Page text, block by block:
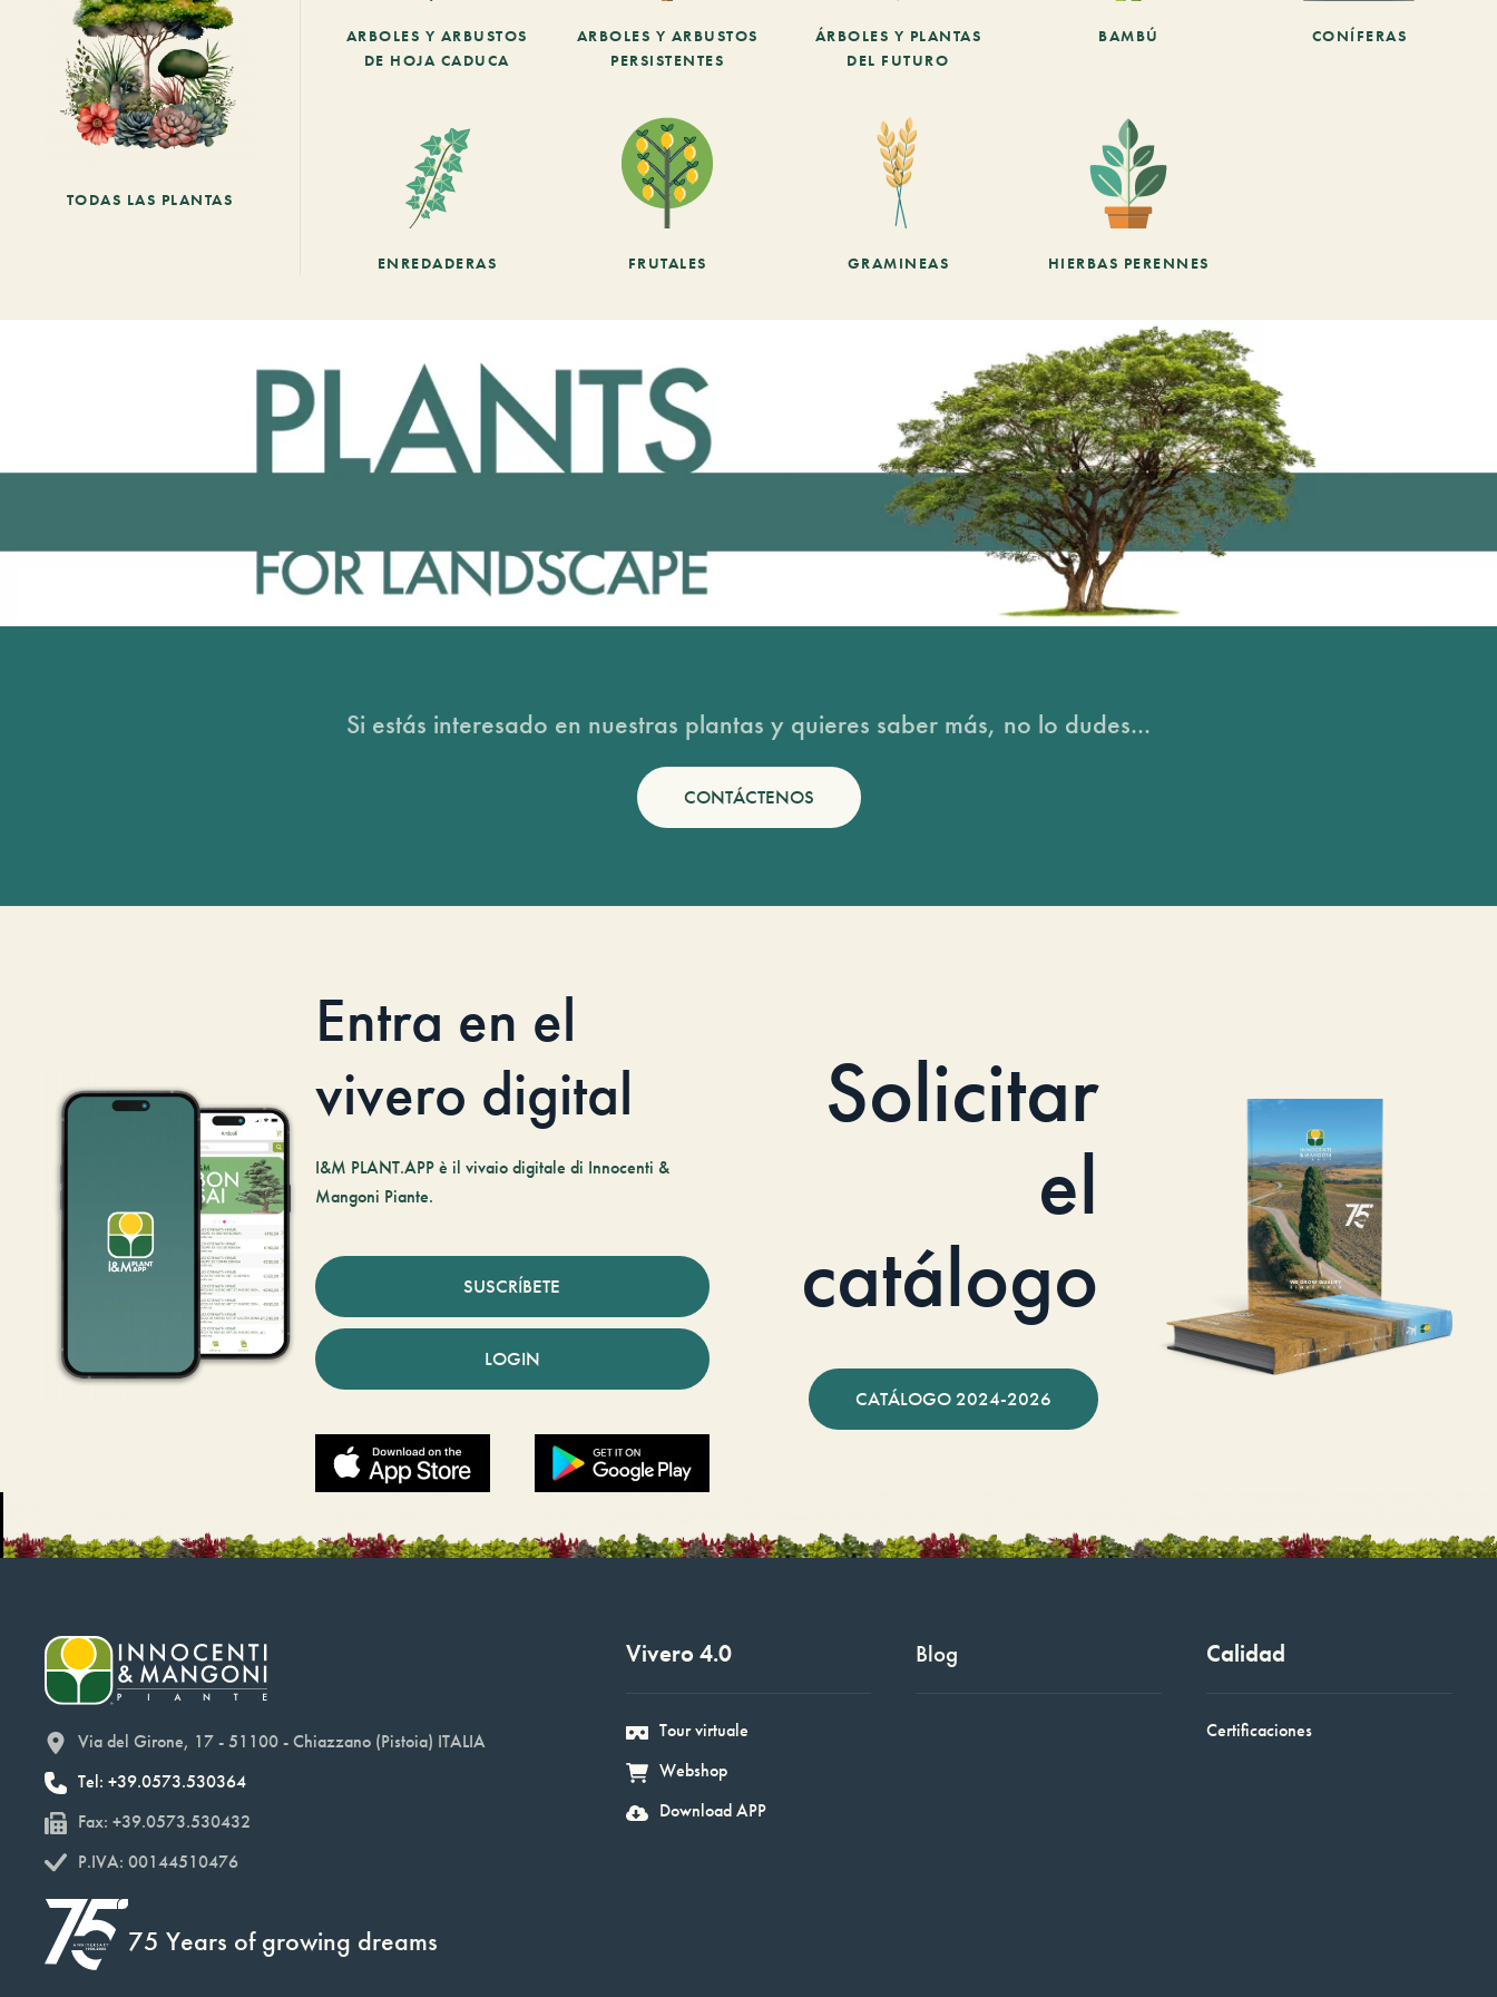
TODAS LAS PLANTAS
ARBOLES Y ARBUSTOS
DE HOJA CADUCA
ARBOLES Y ARBUSTOS
PERSISTENTES
ÁRBOLES Y PLANTAS
DEL FUTURO
BAMBÚ CONÍFERAS
ENREDADERAS FRUTALES GRAMINEAS HIERBAS PERENNES
Si estás interesado en nuestras plantas y quieres saber más, no lo dudes...
CONTÁCTENOS
Entra en el
vivero digital
I&M PLANT.APP è il vivaio digitale di Innocenti &
Mangoni Piante.
SUSCRÍBETE
LOGIN
Solicitar
el
catálogo
CATÁLOGO 2024-2026
Via del Girone, 17 - 51100 - Chiazzano (Pistoia) ITALIA
Tel: +39.0573.530364
Fax: +39.0573.530432
P.IVA: 00144510476
75 Years of growing dreams
Vivero 4.0
Tour virtuale
Webshop
Download APP
Blog Calidad
Certificaciones